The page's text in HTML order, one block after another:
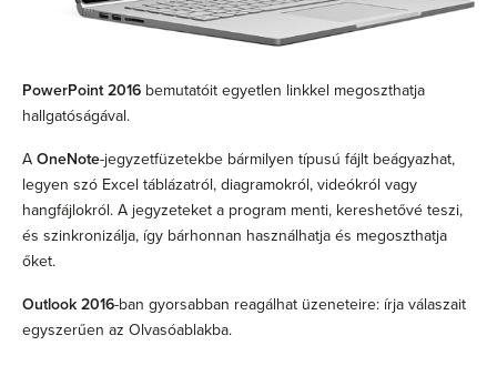
PowerPoint 2016 bemutatóit egyetlen linkkel megoszthatja
hallgatóságával.
A OneNote-jegyzetfüzetekbe bármilyen típusú fájlt beágyazhat,
legyen szó Excel táblázatról, diagramokról, videókról vagy
hangfájlokról. A jegyzeteket a program menti, kereshetővé teszi,
és szinkronizálja, így bárhonnan használhatja és megoszthatja
őket.
Outlook 2016-ban gyorsabban reagálhat üzeneteire: írja válaszait
egyszerűen az Olvasóablakba.